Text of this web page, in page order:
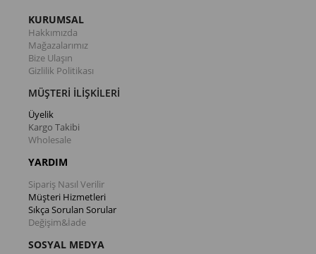
KURUMSAL
Hakkımızda
Mağazalarımız
Bize Ulaşın
Gizlilik Politikası
MÜŞTERİ İLİŞKİLERİ
Üyelik
Kargo Takibi
Wholesale
YARDIM
Sipariş Nasıl Verilir
Müşteri Hizmetleri
Sıkça Sorulan Sorular
Değişim&İade
SOSYAL MEDYA